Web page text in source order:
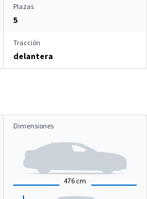
Plazas
5
Tracción
delantera
Dimensiones
476 cm